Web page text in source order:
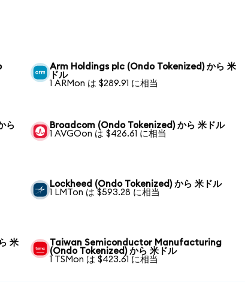
Arm Holdings plc (Ondo Tokenized) から 米
ドル
1 ARMon は $289.91 に相当
ら
Broadcom (Ondo Tokenized) から 米ドル
1 AVGOon は $426.61 に相当
Lockheed (Ondo Tokenized) から 米ドル
1 LMTon は $593.28 に相当
米
Taiwan Semiconductor Manufacturing
(Ondo Tokenized) から 米ドル
1 TSMon は $423.61 に相当